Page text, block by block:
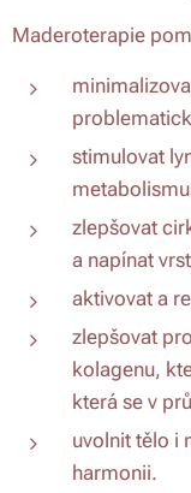
Maderoterapie
stimulovat
zlepšovat
a napínat
aktivovat a
zlepšovat
kolagenu,
která se v
uvolnit tělo i
harmonii.